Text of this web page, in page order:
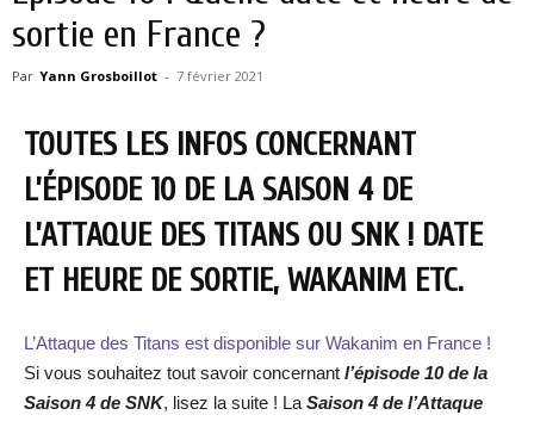
sortie en France ?
Par Yann Grosboillot - 7 février 2021
TOUTES LES INFOS CONCERNANT
L’ÉPISODE 10 DE LA SAISON 4 DE
L’ATTAQUE DES TITANS OU SNK ! DATE
ET HEURE DE SORTIE, WAKANIM ETC.
L’Attaque des Titans est disponible sur Wakanim en France !
Si vous souhaitez tout savoir concernant l’épisode 10 de la
Saison 4 de SNK, lisez la suite ! La Saison 4 de l’Attaque